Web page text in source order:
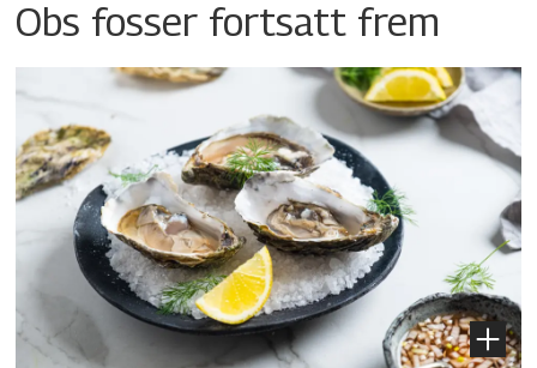
Obs fosser fortsatt frem